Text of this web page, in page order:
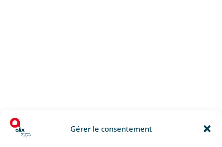
Gérer le consentement